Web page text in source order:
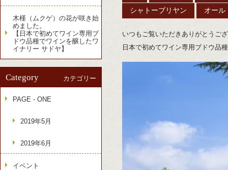
シャトーブリヤン オール
いつもご覧いただきありがとうご
日本で初めてワイン専用ブドウ品
木槿（ムクゲ）の花が咲き始
めました。
【日本で初めてワイン専用ブ
ドウ品種でワインを醸したワ
イナリー サドヤ】
Category カテゴリー
PAGE - ONE
2019年5月
2019年6月
イベント